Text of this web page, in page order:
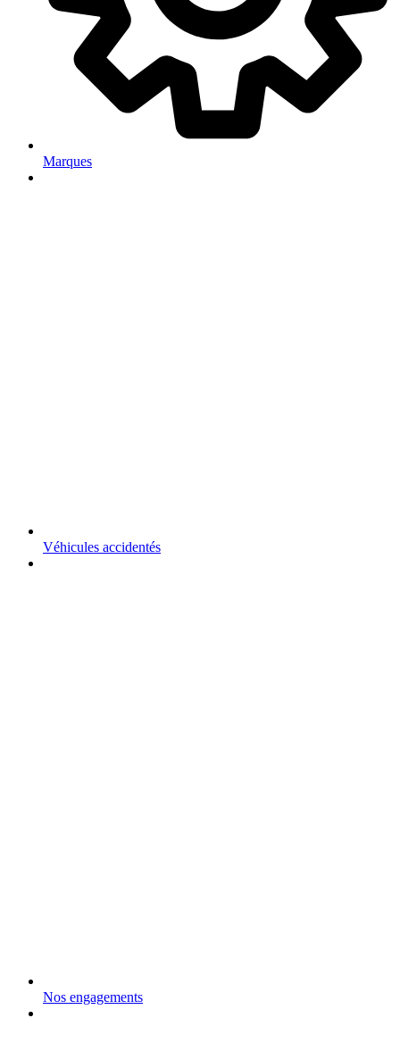
Marques
Véhicules accidentés
Nos engagements